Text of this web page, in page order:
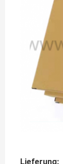
Lieferung: